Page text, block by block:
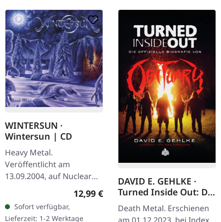
WINTERSUN ·
Wintersun | CD
Heavy Metal.
Veröffentlicht am
13.09.2004, auf Nuclear
Blast Records. CD im
Jewelcase mit 12-seitigem
Booklet. Was passiert,
Regulärer Preis:
12,99 €
Sofort verfügbar,
Lieferzeit: 1-2 Werktage
DAVID E. GEHLKE ·
Turned Inside Out: Die
Offizielle Biographie
von Obituary
Death Metal. Erschienen